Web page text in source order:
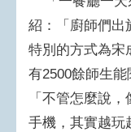
紹：「廚師們出
特別的方式為宋
有2500餘師生
「不管怎麼說
手機，其實越玩